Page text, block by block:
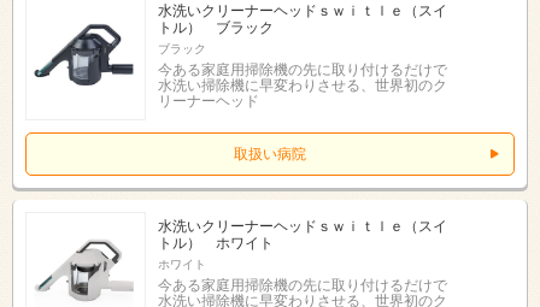
水洗いクリーナーヘッドｓｗｉｔｌｅ（スイ
トル） ブラック
ブラック
今ある家庭用掃除機の先に取り付けるだけで
水洗い掃除機に早変わりさせる、世界初のク
リーナーヘッド
取扱い病院
水洗いクリーナーヘッドｓｗｉｔｌｅ（スイ
トル） ホワイト
ホワイト
今ある家庭用掃除機の先に取り付けるだけで
水洗い掃除機に早変わりさせる、世界初のク